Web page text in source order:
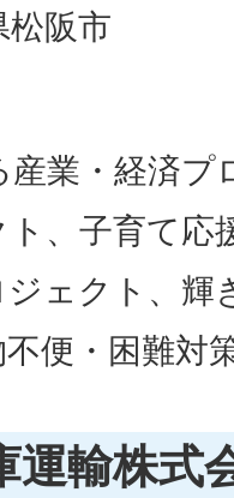
松阪市
産業・経済プ
、子育て応
ェクト、輝
便・困難対
運輸株式